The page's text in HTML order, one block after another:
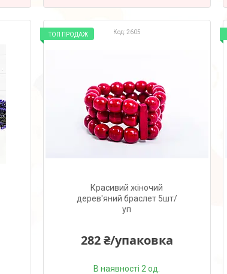
2605
ТОП ПРОДАЖ
Красивий жіночий
дерев'яний браслет 5шт/
уп
282 ₴/упаковка
В наявності 2 од.